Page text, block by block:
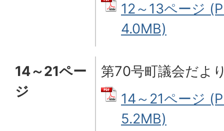
12～13ページ
4.0MB)
14～21ペー
ジ
第70号町議会だよ
14～21ページ
5.2MB)